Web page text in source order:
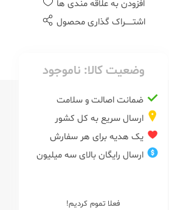
افزودن به علاقه مندی ها
اشتــــــراک گذاری محصول
وضعیت کالا: ناموجود
ضمانت اصالت و سلامت
ارسال سریع به کل کشور
یک هدیه برای هر سفارش
ارسال رایگان بالای سه میلیون
فعلا تموم کردیم!